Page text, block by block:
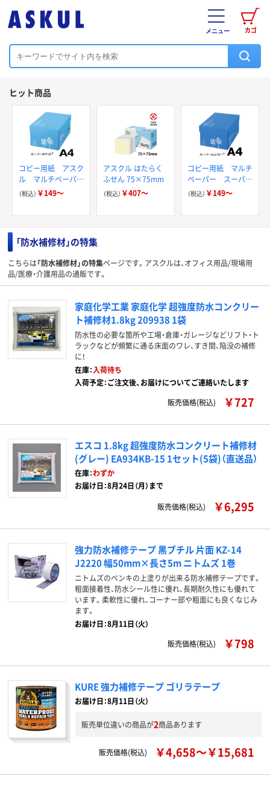
カゴ
メニュー
ヒット商品
コピー用紙 アスク
ル マルチペーパー
スーパーホワイト+
（税込） ￥149～
アスクル はたらく
ふせん 75×75mm
（税込） ￥407～
コピー用紙 マルチ
ペーパー スーパー
エコノミー+
（税込） ￥149～
「防水補修材」の特集
こちらは「防水補修材」の特集ページです。アスクルは、オフィス用品/現場用
品/医療・介護用品の通販です。
家庭化学工業 家庭化学 超強度防水コンクリー
ト補修材1.8kg 209938 1袋
防水性の必要な箇所や工場・倉庫・ガレージなどリフト・ト
ラックなどが頻繁に通る床面のワレ、すき間、陥没の補修
に！
在庫：入荷待ち
入荷予定：ご注文後、お届けについてご連絡いたします
販売価格(税込)
￥727
エスコ 1.8kg 超強度防水コンクリート補修材
(グレー) EA934KB-15 1セット(5袋)（直送品）
在庫：わずか
お届け日：8月24日（月）まで
販売価格(税込) ￥6,295
強力防水補修テープ 黒ブチル 片面 KZ-14
J2220 幅50mm×長さ5m ニトムズ 1巻
ニトムズのペンキの上塗りが出来る防水補修テープです。
粗面接着性、防水シール性に優れ、長期耐久性にも優れて
います。柔軟性に優れ、コーナー部や粗面にも良くなじみ
ます。
お届け日：8月11日（火）
販売価格(税込)
￥798
KURE 強力補修テープ ゴリラテープ
お届け日：8月11日（火）
販売単位違いの商品が2商品あります
販売価格(税込) ￥4,658～￥15,681